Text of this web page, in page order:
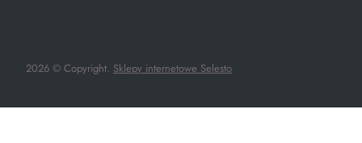
2026 © Copyright. Sklepy internetowe Selesto